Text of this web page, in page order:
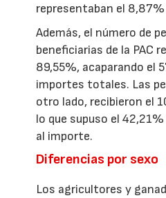
representaban el
Además, el número de
beneficiarias de la PAC
89,55%, acaparando el
importes totales. Las
otro lado, recibieron el
lo que supuso el
al importe.
Diferencias por sexo
Los agricultores y